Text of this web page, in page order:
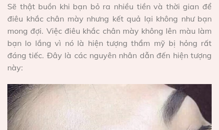
Sẽ thật buồn khi bạn bỏ ra nhiều tiền và thời gian để
điêu khắc chân mày nhưng kết quả lại không như bạn
mong đợi. Việc điêu khắc chân mày không lên màu làm
bạn lo lắng vì nó là hiện tượng thẩm mỹ bị hỏng rất
đáng tiếc. Đây là các nguyên nhân dẫn đến hiện tượng
này: